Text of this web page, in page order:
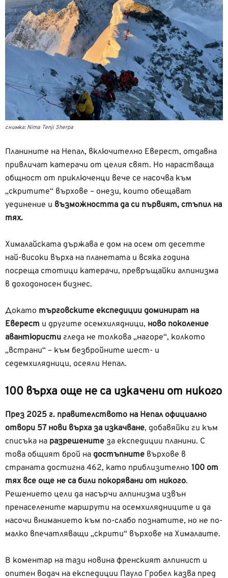
снимка: Nima Tenji Sherpa
Планините на Непал, включително Еверест, отдавна
привличат катерачи от целия свят. Но нарастваща
общност от приключенци вече се насочва към
„скритите“ върхове – онези, които обещават
уединение и възможността да си първият, стъпил на
тях.
Хималайската държава е дом на осем от десетте
най-високи върха на планетата и всяка година
посреща стотици катерачи, превръщайки алпинизма
в доходоносен бизнес.
Докато търговските експедиции доминират на
Еверест и другите осемхилядници, ново поколение
авантюристи гледа не толкова „нагоре“, колкото
„встрани“ – към безбройните шест- и
седемхилядници, осеяли Непал.
100 върха още не са изкачени от никого
През 2025 г. правителството на Непал официално
отвори 57 нови върха за изкачване, добавяйки ги към
списъка на разрешените за експедиции планини. С
това общият брой на достъпните върхове в
страната достигна 462, като приблизително 100 от
тях все още не са били покорявани от никого.
Решението цели да насърчи алпинизма извън
пренаселените маршрути на осемхилядниците и да
насочи вниманието към по-слабо познатите, но не по-
малко впечатляващи „скрити“ върхове на Хималаите.
В коментар на тази новина френският алпинист и
опитен водач на експедиции Пауло Гробел казва пред